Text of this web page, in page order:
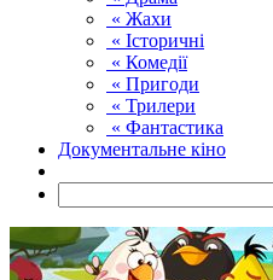
« Жахи
« Історичні
« Комедії
« Пригоди
« Трилери
« Фантастика
Документальне кіно